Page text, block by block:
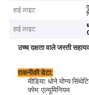
हाई लाइट:
हाई लाइट:
उच्च दक्षता वाले जस्ती
तकनीकी डेटा:
मीडिया: धोने योग्य
फ़्रेम: एल्यूमिनियम